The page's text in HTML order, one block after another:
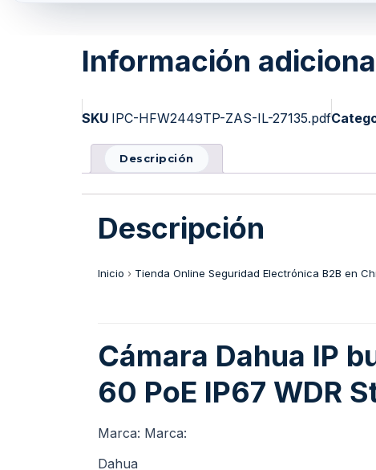
Información
SKU IPC-HFW2449TP-ZAS-IL-27135.pdf
Descripción
Descripción
Inicio › Tienda Online Seguridad Electrónica B2B en
Cámara Dahua IP
60 PoE IP67 WDR
Marca: Marca:
Dahua